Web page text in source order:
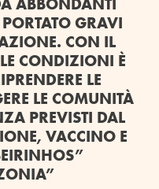
GRAVI
CON IL
CONDIZIONI È
LE
LE COMUNITÀ
PREVISTI DAL
VACCINO E